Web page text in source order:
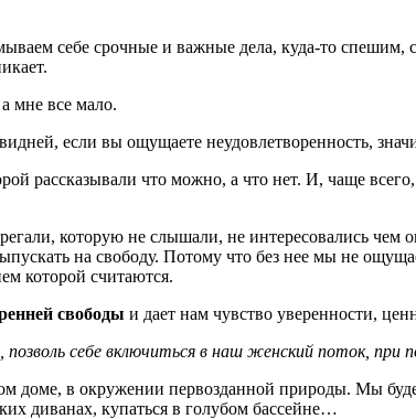
себе срочные и важные дела, куда-то спешим,
мне все мало.
если вы ощущаете неудовлетворенность,
рассказывали что можно, а что нет. И, чаще
которую не слышали, не интересовались чем
на свободу. Потому что без нее мы не
которой считаются.
свободы и дает нам чувство уверенности,
себе включиться в наш женский поток, при
доме, в окружении первозданной природы. Мы
диванах, купаться в голубом бассейне…